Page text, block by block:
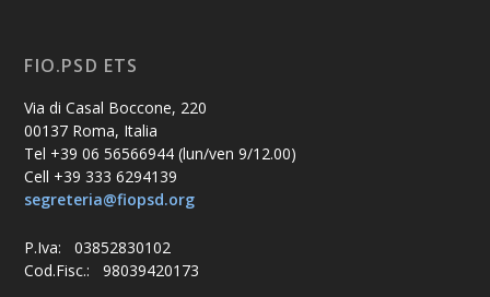
FIO.PSD ETS
Via di Casal Boccone, 220
00137 Roma, Italia
Tel +39 06 56566944 (lun/ven 9/12.00)
Cell +39 333 6294139
segreteria@fiopsd.org
P.Iva: 03852830102
Cod.Fisc.: 98039420173